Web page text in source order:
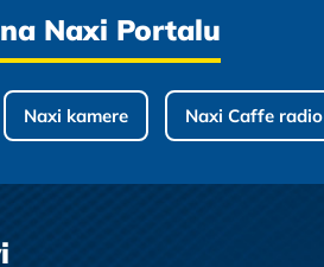
Naxi Portalu
Naxi kamere Naxi Caffe radio